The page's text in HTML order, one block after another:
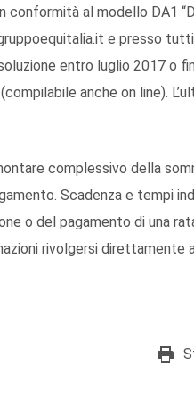
al modello DA1
e presso
entro luglio 2017 o
anche on line).
complessivo della
Scadenza e tempi
o del pagamento di una
rivolgersi direttamente